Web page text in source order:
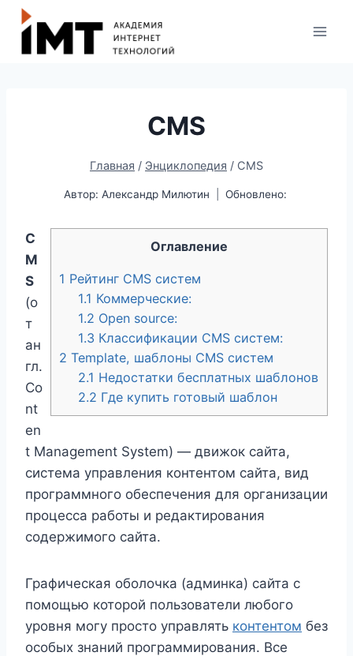
CMS
Главная / Энциклопедия / CMS
Автор: Александр Милютин Обновлено:
Оглавление
1 Рейтинг CMS систем
1.1 Коммерческие:
1.2 Open source:
1.3 Классификации CMS систем:
2 Template, шаблоны CMS систем
2.1 Недостатки бесплатных шаблонов
2.2 Где купить готовый шаблон
C
M
S
(о
т
ан
гл.
Co
nt
en
t Management System) — движок сайта,
система управления контентом сайта, вид
программного обеспечения для организации
процесса работы и редактирования
содержимого сайта.
Графическая оболочка (админка) сайта с
помощью которой пользователи любого
уровня могу просто управлять контентом без
особых знаний программирования. Все